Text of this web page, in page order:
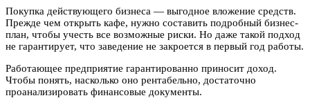
Покупка действующего бизнеса — выгодное вложение средств.
Прежде чем открыть кафе, нужно составить подробный бизнес-
план, чтобы учесть все возможные риски. Но даже такой подход
не гарантирует, что заведение не закроется в первый год работы.
Работающее предприятие гарантированно приносит доход.
Чтобы понять, насколько оно рентабельно, достаточно
проанализировать финансовые документы.